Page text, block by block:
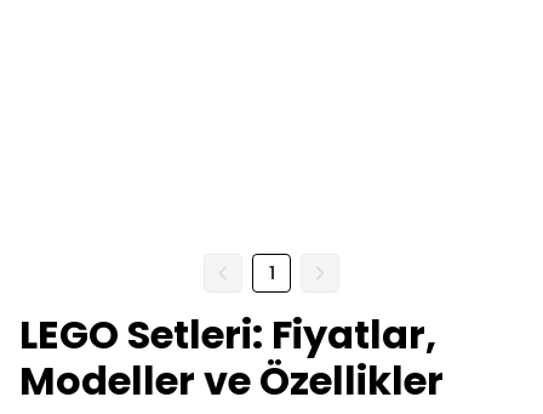
1
LEGO Setleri: Fiyatlar,
Modeller ve Özellikler